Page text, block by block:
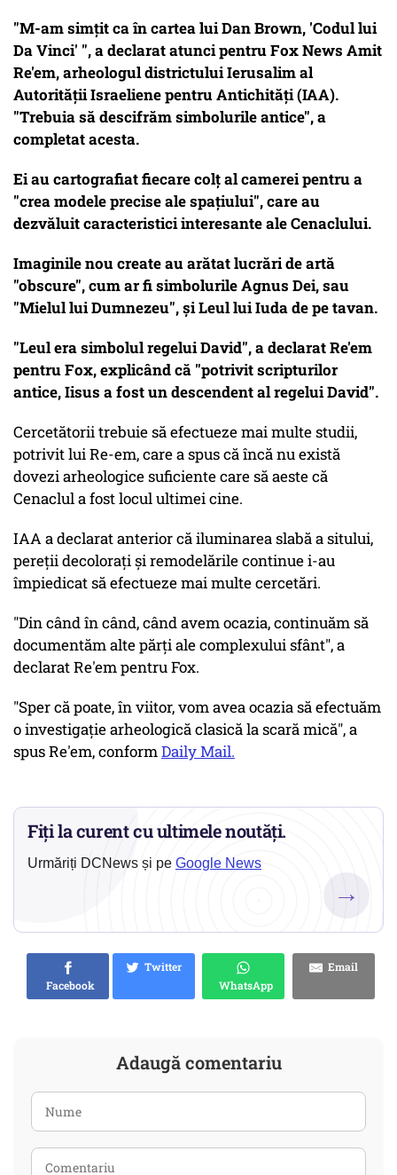
"M-am simțit ca în cartea lui Dan Brown, 'Codul lui
Da Vinci' ", a declarat atunci pentru Fox News Amit
Re'em, arheologul districtului Ierusalim al
Autorității Israeliene pentru Antichități (IAA).
"Trebuia să descifrăm simbolurile antice", a
completat acesta.
Ei au cartografiat fiecare colț al camerei pentru a
"crea modele precise ale spațiului", care au
dezvăluit caracteristici interesante ale Cenaclului.
Imaginile nou create au arătat lucrări de artă
"obscure", cum ar fi simbolurile Agnus Dei, sau
"Mielul lui Dumnezeu", și Leul lui Iuda de pe tavan.
"Leul era simbolul regelui David", a declarat Re'em
pentru Fox, explicând că "potrivit scripturilor
antice, Iisus a fost un descendent al regelui David".
Cercetătorii trebuie să efectueze mai multe studii,
potrivit lui Re-em, care a spus că încă nu există
dovezi arheologice suficiente care să aeste că
Cenaclul a fost locul ultimei cine.
IAA a declarat anterior că iluminarea slabă a sitului,
pereții decolorați și remodelările continue i-au
împiedicat să efectueze mai multe cercetări.
"Din când în când, când avem ocazia, continuăm să
documentăm alte părți ale complexului sfânt", a
declarat Re'em pentru Fox.
"Sper că poate, în viitor, vom avea ocazia să efectuăm
o investigație arheologică clasică la scară mică", a
spus Re'em, conformDaily Mail.
Fiți la curent cu ultimele noutăți.
Urmăriți DCNews și pe Google News
→
Facebook
Twitter
WhatsApp
Email
Adaugă comentariu